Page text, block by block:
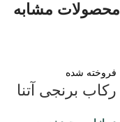
محصولات مشابه
فروخته شده
رکاب برنجی آتنا